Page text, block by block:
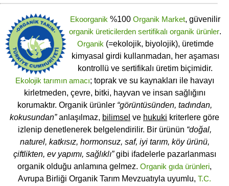
Ekoorganik %100 Organik Market, güvenilir
organik üreticilerden sertifikalı organik ürünler.
Organik (=ekolojik, biyolojik), üretimde
kimyasal girdi kullanmadan, her aşaması
kontrollü ve sertifikalı üretim biçimidir.
Ekolojik tarımın amacı; toprak ve su kaynakları ile havayı
kirletmeden, çevre, bitki, hayvan ve insan sağlığını
korumaktır. Organik ürünler “görüntüsünden, tadından,
kokusundan”anlaşılmaz, bilimsel ve hukuki kriterlere göre
izlenip denetlenerek belgelendirilir. Bir ürünün “doğal,
naturel, katkısız, hormonsuz, saf, iyi tarım, köy ürünü,
çiftlikten, ev yapımı, sağlıklı”gibi ifadelerle pazarlanması
organik olduğu anlamına gelmez. Organik gıda ürünleri,
Avrupa Birliği Organik Tarım Mevzuatıyla uyumlu, T.C.